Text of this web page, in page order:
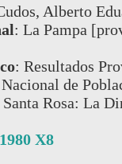
Alberto
: La Pampa
: Resultados
Nacional de
Santa Rosa: La
X8